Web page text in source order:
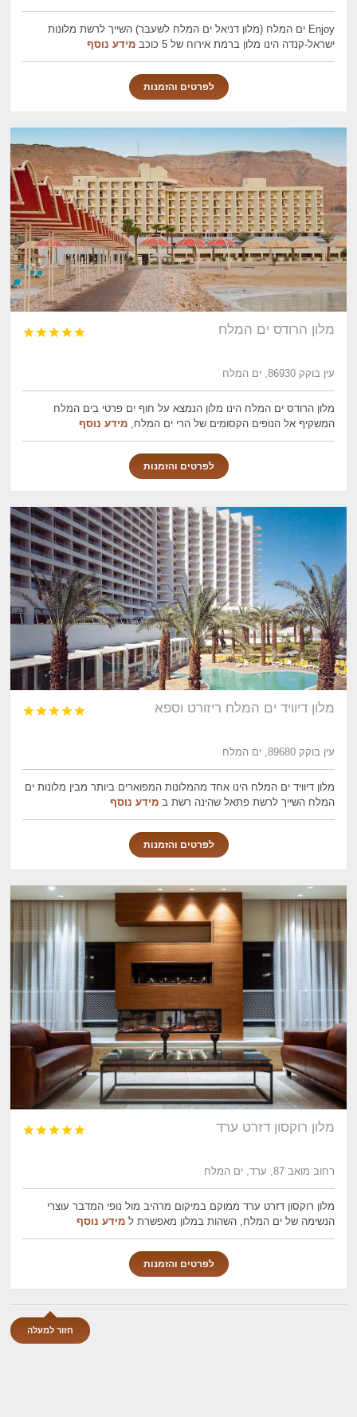
Enjoy ים המלח (מלון דניאל ים המלח לשעבר) השייך לרשת מלונות
ישראל-קנדה הינו מלון ברמת אירוח של 5 כוכב
מידע נוסף
לפרטים והזמנות
מלון הרודס ים המלח 




עין בוקק 86930, ים המלח
מלון הרודס ים המלח הינו מלון הנמצא על חוף ים פרטי בים המלח
המשקיף אל הנופים הקסומים של הרי ים המלח,מידע נוסף
לפרטים והזמנות
מלון דיוויד ים המלח ריזורט וספא 




עין בוקק 89680, ים המלח
מלון דיוויד ים המלח הינו אחד מהמלונות המפוארים ביותר מבין מלונות ים
המלח השייך לרשת פתאל שהינה רשת במידע נוסף
לפרטים והזמנות
מלון רוקסון דזרט ערד 




רחוב מואב 87, ערד, ים המלח
מלון רוקסון דזרט ערד ממוקם במיקום מרהיב מול נופי המדבר עוצרי
הנשימה של ים המלח, השהות במלון מאפשרת למידע נוסף
לפרטים והזמנות
חזור למעלה